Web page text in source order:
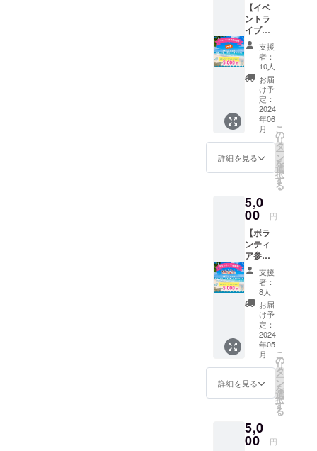
【イベ
ントラ
イブ配
信視聴
券】 6
月30日
に開催
する海
あしび
なー
SUN
フェス
タ2024
のライ
ブ配信
を視聴
券
支援
者：
10人
お届
け予
定：
2024
年06
月
詳細を見る
こ
の
リ
タ
ー
ン
を
選
択
す
る
5,0
00 円
【ボラ
ンティ
ア参加
券】 6
月30日
に開催
する海
あしび
なー
SUN
フェス
タ2024
にボラ
ンティ
アとし
て参加
ける券
です。
支援
者：
8人
お届
け予
定：
2024
年05
月
詳細を見る
こ
の
リ
タ
ー
ン
を
選
択
す
る
5,0
00 円